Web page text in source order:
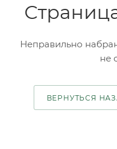
Неправильно
не
ВЕРНУТЬСЯ